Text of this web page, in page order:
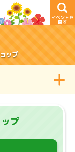
イベントを
探す
ップ
プ